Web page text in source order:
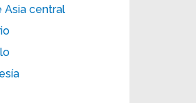
Asia central